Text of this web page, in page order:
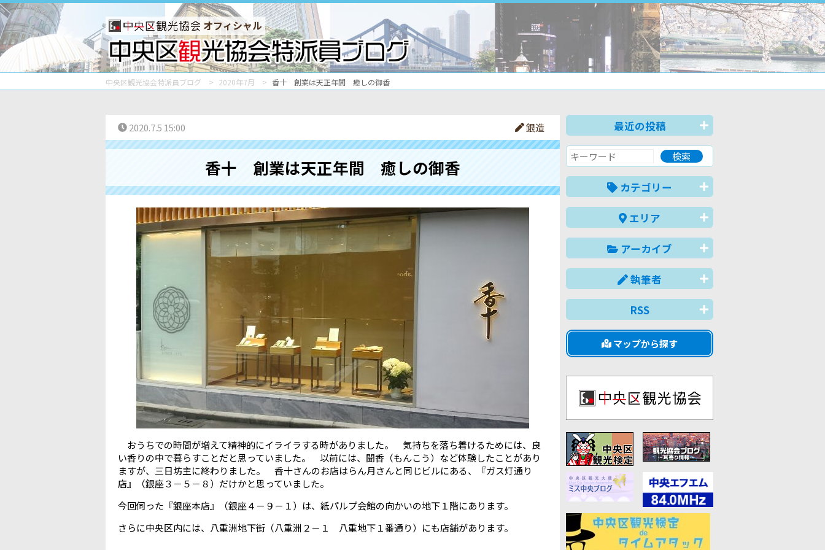
オフィシャル
中央区観光協会特派員ブログ 2020年7月 香十 創業は天正年間 癒しの御香
2020.7.5 15:00 銀造
香十 創業は天正年間 癒しの御香
おうちでの時間が増えて精神的にイライラする時がありました。 気持ちを落ち着けるためには、良
い香りの中で暮らすことだと思っていました。 以前には、聞香（もんこう）など体験したことがあり
ますが、三日坊主に終わりました。 香十さんのお店はらん月さんと同じビルにある、『ガス灯通り
店』（銀座３－５－８）だけかと思っていました。
今回伺った『銀座本店』（銀座４－９－１）は、紙パルプ会館の向かいの地下１階にあります。
さらに中央区内には、八重洲地下街（八重洲２－１ 八重地下１番通り）にも店舗があります。
最近の投稿
カテゴリー
エリア
アーカイブ
執筆者
RSS
マップから探す